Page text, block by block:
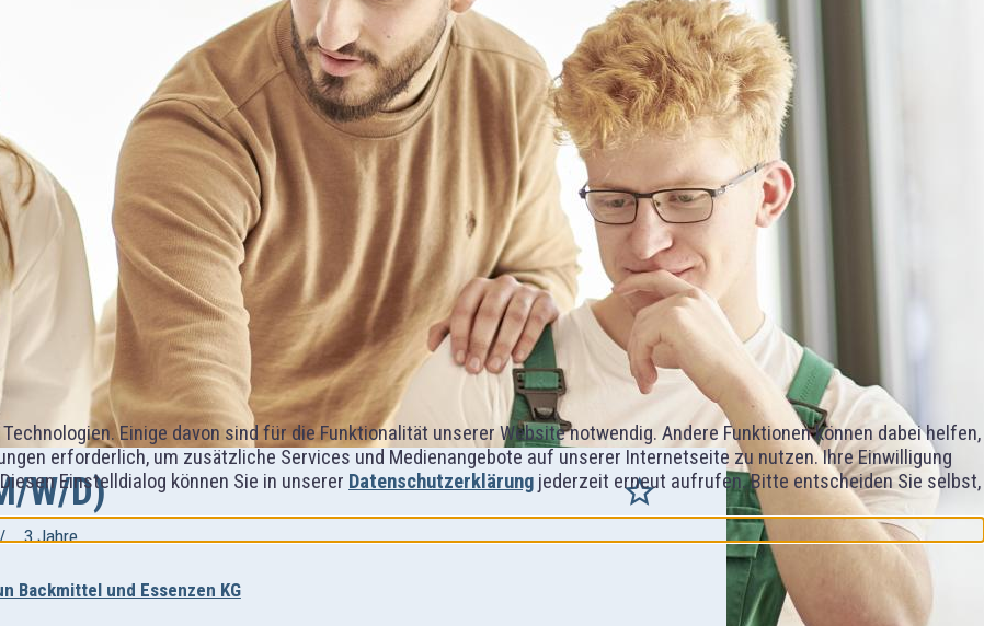
Einige davon sind für die Funktionalität unserer Website notwendig. Andere Funktionen können dabei helfen,
erforderlich, um zusätzliche Services und Medienangebote auf unserer Internetseite zu nutzen. Ihre Einwilligung
Einstelldialog können Sie in unserer Datenschutzerklärung jederzeit erneut aufrufen. Bitte entscheiden Sie selbst,
W/D)
3 Jahre
Backmittel und Essenzen KG